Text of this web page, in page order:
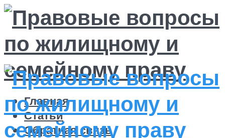
Главная
Статьи
Обратная связь